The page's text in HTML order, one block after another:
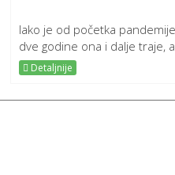
Iako je od početka
dve godine ona i dalje traje,
Detaljnije